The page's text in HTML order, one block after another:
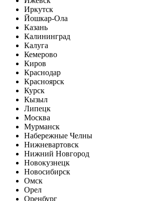
Иркутск
Йошкар-Ола
Казань
Калининград
Калуга
Кемерово
Киров
Краснодар
Красноярск
Курск
Кызыл
Липецк
Москва
Мурманск
Набережные Челны
Нижневартовск
Нижний Новгород
Новокузнецк
Новосибирск
Омск
Орел
Оренбург